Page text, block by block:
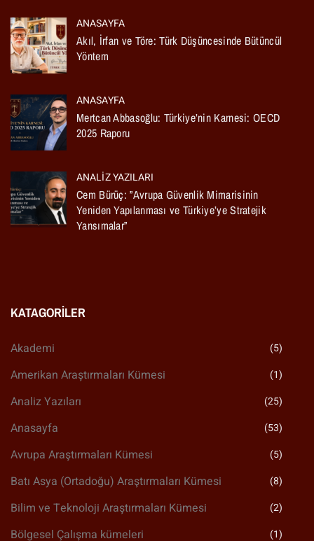
ANASAYFA
Akıl, İrfan ve Töre: Türk Düşüncesinde Bütüncül
Yöntem
ANASAYFA
Mertcan Abbasoğlu: Türkiye’nin Karnesi: OECD
2025 Raporu
ANALIZ YAZILARI
Cem Bürüç: ”Avrupa Güvenlik Mimarisinin
Yeniden Yapılanması ve Türkiye’ye Stratejik
Yansımalar”
KATAGORILER
Akademi (5)
Amerikan Araştırmaları Kümesi (1)
Analiz Yazıları (25)
Anasayfa (53)
Avrupa Araştırmaları Kümesi (5)
Batı Asya (Ortadoğu) Araştırmaları Kümesi (8)
Bilim ve Teknoloji Araştırmaları Kümesi (2)
Bölgesel Çalışma kümeleri (1)